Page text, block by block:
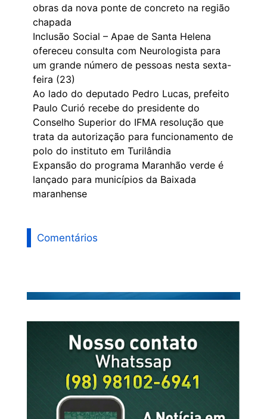
obras da nova ponte de concreto na região
chapada
Inclusão Social – Apae de Santa Helena
ofereceu consulta com Neurologista para
um grande número de pessoas nesta sexta-
feira (23)
Ao lado do deputado Pedro Lucas, prefeito
Paulo Curió recebe do presidente do
Conselho Superior do IFMA resolução que
trata da autorização para funcionamento de
polo do instituto em Turilândia
Expansão do programa Maranhão verde é
lançado para municípios da Baixada
maranhense
Comentários